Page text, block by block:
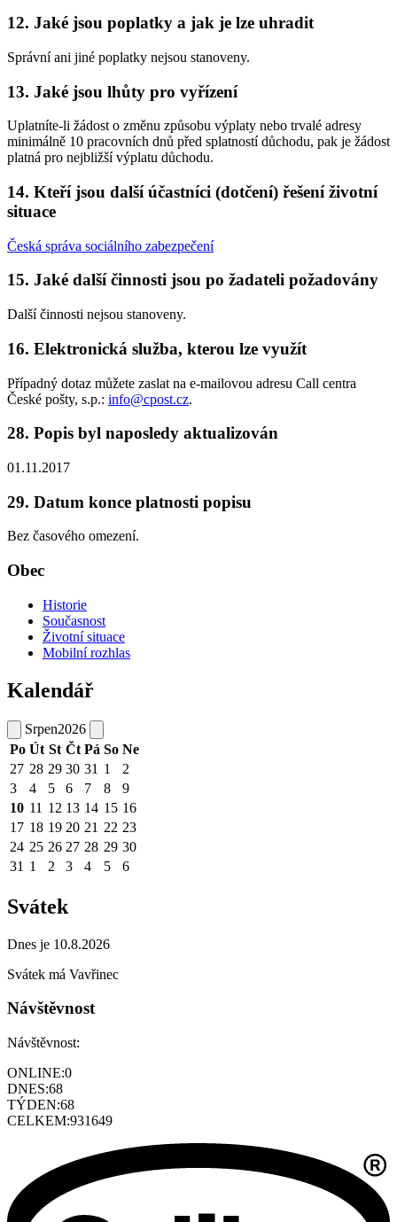
12. Jaké jsou poplatky a jak je lze uhradit
Správní ani jiné poplatky nejsou stanoveny.
13. Jaké jsou lhůty pro vyřízení
Uplatníte-li žádost o změnu způsobu výplaty nebo trvalé adresy
minimálně 10 pracovních dnů před splatností důchodu, pak je žádost
platná pro nejbližší výplatu důchodu.
14. Kteří jsou další účastníci (dotčení) řešení životní
situace
Česká správa sociálního zabezpečení
15. Jaké další činnosti jsou po žadateli požadovány
Další činnosti nejsou stanoveny.
16. Elektronická služba, kterou lze využít
Případný dotaz můžete zaslat na e-mailovou adresu Call centra
České pošty, s.p.: info@cpost.cz.
28. Popis byl naposledy aktualizován
01.11.2017
29. Datum konce platnosti popisu
Bez časového omezení.
Obec
Historie
Současnost
Životní situace
Mobilní rozhlas
Kalendář
Srpen2026
Po Út St Čt Pá So Ne
27 28 29 30 31 1
2
3
4 5 6 7 8
9
10 11 12 13 14 15 16
17 18 19 20 21 22 23
24 25 26 27 28 29 30
31 1 2 3 4 5 6
Svátek
Dnes je 10.8.2026
Svátek má Vavřinec
Návštěvnost
Návštěvnost:
ONLINE:0
DNES:68
TÝDEN:68
CELKEM:931649